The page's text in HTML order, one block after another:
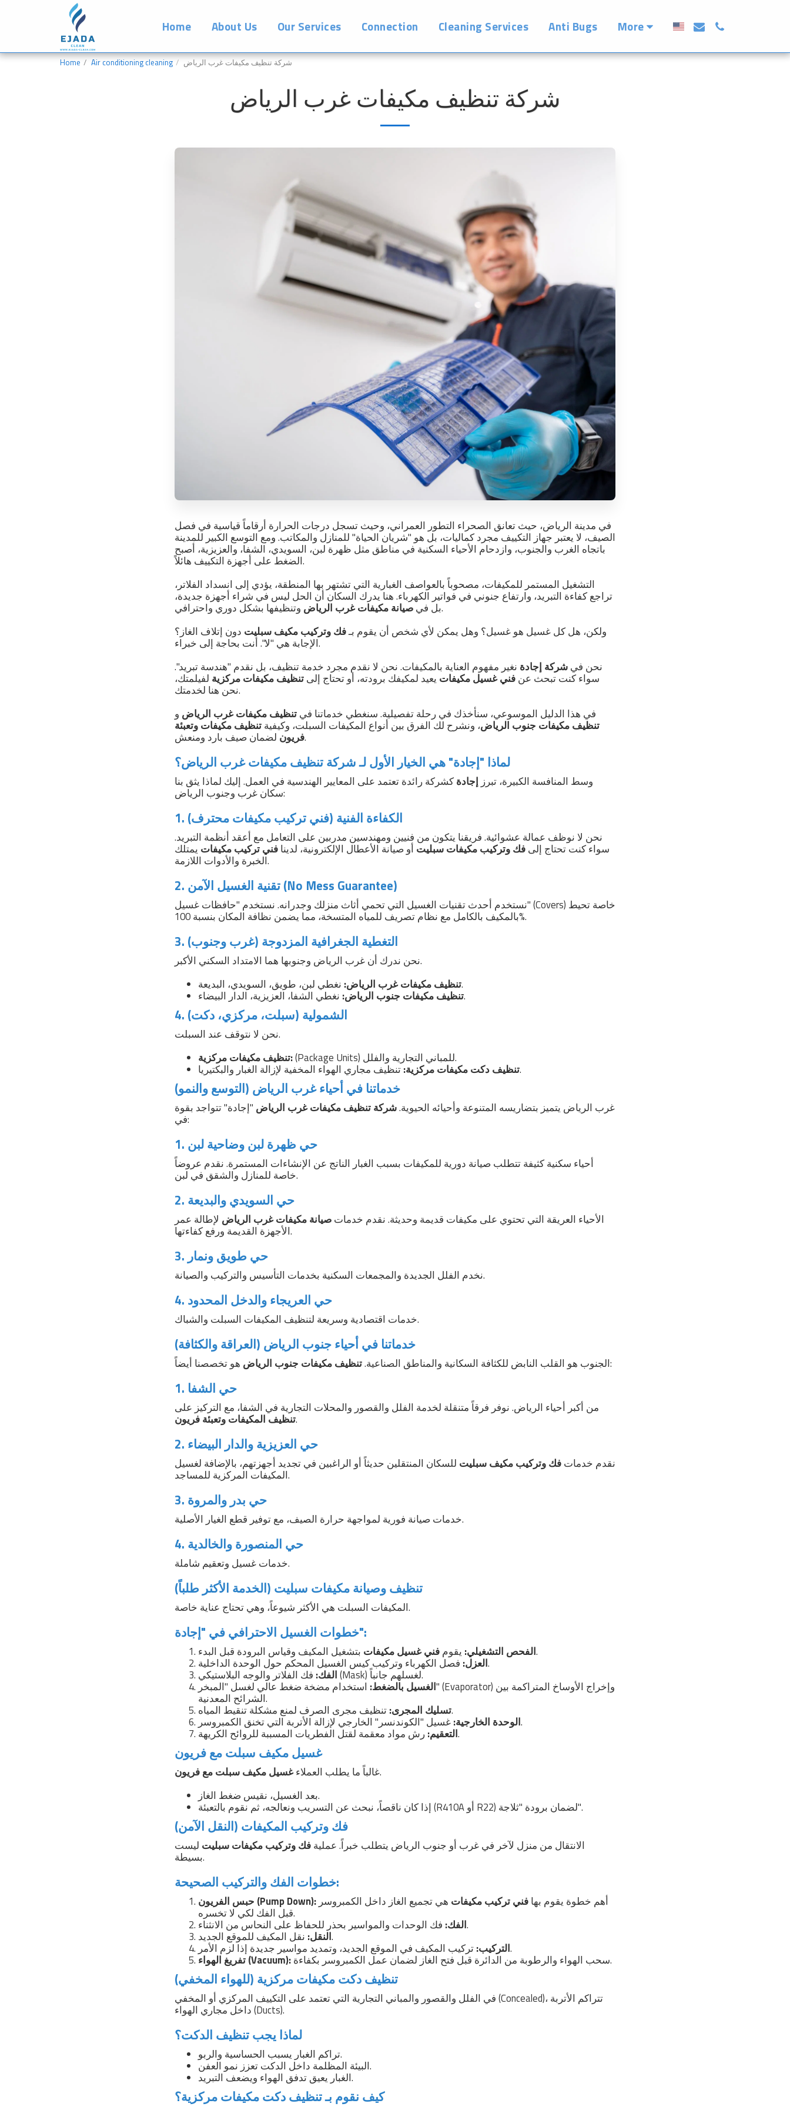
Home About Us Our Services Connection Cleaning Services Anti Bugs More
Home Air conditioning cleaning شركة تنظيف مكيفات غرب الرياض
شركة تنظيف مكيفات غرب الرياض
في مدينة الرياض، حيث تعانق الصحراء التطور العمراني، وحيث تسجل درجات الحرارة أرقاماً قياسية في فصل
الصيف، لا يعتبر جهاز التكييف مجرد كماليات، بل هو "شريان الحياة" للمنازل والمكاتب. ومع التوسع الكبير للمدينة
باتجاه الغرب والجنوب، وازدحام الأحياء السكنية في مناطق مثل ظهرة لبن، السويدي، الشفا، والعزيزية، أصبح
الضغط على أجهزة التكييف هائلاً.
التشغيل المستمر للمكيفات، مصحوباً بالعواصف الغبارية التي تشتهر بها المنطقة، يؤدي إلى انسداد الفلاتر،
تراجع كفاءة التبريد، وارتفاع جنوني في فواتير الكهرباء. هنا يدرك السكان أن الحل ليس في شراء أجهزة جديدة،
بل في صيانة مكيفات غرب الرياض
وتنظيفها بشكل دوري واحترافي.
ولكن، هل كل غسيل هو غسيل؟ وهل يمكن لأي شخص أن يقوم بـفك وتركيب مكيف سبليت دون إتلاف الغاز؟
الإجابة هي "لا". أنت بحاجة إلى خبراء.
نحن في شركة إجادة نغير مفهوم العناية بالمكيفات. نحن لا نقدم مجرد خدمة تنظيف، بل نقدم "هندسة تبريد".
سواء كنت تبحث عن فني غسيل مكيفات يعيد لمكيفك برودته، أو تحتاج إلى تنظيف مكيفات مركزية لفيلمتك،
نحن هنا لخدمتك.
في هذا الدليل الموسوعي، سنأخذك في رحلة تفصيلية. سنغطي خدماتنا في تنظيف مكيفات غرب الرياض و
تنظيف مكيفات جنوب الرياض، ونشرح لك الفرق بين أنواع المكيفات السبلت، وكيفية تنظيف مكيفات وتعبئة
فريونلضمان صيف بارد ومنعش.
لماذا "إجادة" هي الخيار الأول لـ شركة تنظيف مكيفات غرب الرياض؟
وسط المنافسة الكبيرة، تبرز إجادة كشركة رائدة تعتمد على المعايير الهندسية في العمل. إليك لماذا يثق بنا
سكان غرب وجنوب الرياض:
1. الكفاءة الفنية (فني تركيب مكيفات محترف)
نحن لا نوظف عمالة عشوائية. فريقنا يتكون من فنيين ومهندسين مدربين على التعامل مع أعقد أنظمة التبريد.
سواء كنت تحتاج إلى فك وتركيب مكيفات سبليت أو صيانة الأعطال الإلكترونية، لدينا فني تركيب مكيفات يمتلك
الخبرة والأدوات اللازمة.
2. تقنية الغسيل الآمن (No Mess Guarantee)
نستخدم أحدث تقنيات الغسيل التي تحمي أثاث منزلك وجدرانه. نستخدم "حافظات غسيل" (Covers) خاصة تحيط
بالمكيف بالكامل مع نظام تصريف للمياه المتسخة، مما يضمن نظافة المكان بنسبة 100%.
3. التغطية الجغرافية المزدوجة (غرب وجنوب)
نحن ندرك أن غرب الرياض وجنوبها هما الامتداد السكني الأكبر.
تنظيف مكيفات غرب الرياض:نغطي لبن، طويق، السويدي، البديعة.
تنظيف مكيفات جنوب الرياض:نغطي الشفا، العزيزية، الدار البيضاء.
4. الشمولية (سبلت، مركزي، دكت)
نحن لا نتوقف عند السبلت.
تنظيف مكيفات مركزية:
(Package Units) للمباني التجارية والفلل.
تنظيف دكت مكيفات مركزية:تنظيف مجاري الهواء المخفية لإزالة الغبار والبكتيريا.
خدماتنا في أحياء غرب الرياض (التوسع والنمو)
غرب الرياض يتميز بتضاريسه المتنوعة وأحيائه الحيوية.شركة تنظيف مكيفات غرب الرياض "إجادة" تتواجد بقوة
في:
1. حي ظهرة لبن وضاحية لبن
أحياء سكنية كثيفة تتطلب صيانة دورية للمكيفات بسبب الغبار الناتج عن الإنشاءات المستمرة. نقدم عروضاً
خاصة للمنازل والشقق في لبن.
2. حي السويدي والبديعة
الأحياء العريقة التي تحتوي على مكيفات قديمة وحديثة. نقدم خدمات صيانة مكيفات غرب الرياض لإطالة عمر
الأجهزة القديمة ورفع كفاءتها.
3. حي طويق ونمار
نخدم الفلل الجديدة والمجمعات السكنية بخدمات التأسيس والتركيب والصيانة.
4. حي العريجاء والدخل المحدود
خدمات اقتصادية وسريعة لتنظيف المكيفات السبلت والشباك.
خدماتنا في أحياء جنوب الرياض (العراقة والكثافة)
الجنوب هو القلب النابض للكثافة السكانية والمناطق الصناعية.تنظيف مكيفات جنوب الرياض هو تخصصنا أيضاً:
1. حي الشفا
من أكبر أحياء الرياض. نوفر فرقاً متنقلة لخدمة الفلل والقصور والمحلات التجارية في الشفا، مع التركيز على
تنظيف المكيفات وتعبئة فريون.
2. حي العزيزية والدار البيضاء
نقدم خدمات فك وتركيب مكيف سبليت للسكان المنتقلين حديثاً أو الراغبين في تجديد أجهزتهم، بالإضافة لغسيل
المكيفات المركزية للمساجد.
3. حي بدر والمروة
خدمات صيانة فورية لمواجهة حرارة الصيف، مع توفير قطع الغيار الأصلية.
4. حي المنصورة والخالدية
خدمات غسيل وتعقيم شاملة.
تنظيف وصيانة مكيفات سبليت (الخدمة الأكثر طلباً)
المكيفات السبلت هي الأكثر شيوعاً، وهي تحتاج عناية خاصة.
خطوات الغسيل الاحترافي في "إجادة":
الفحص التشغيلي: يقوم فني غسيل مكيفات
بتشغيل المكيف وقياس البرودة قبل البدء.
العزل:فصل الكهرباء وتركيب كيس الغسيل المحكم حول الوحدة الداخلية.
الفك:
فك الفلاتر والوجه البلاستيكي (Mask) لغسلهم جانباً.
الغسيل بالضغط: استخدام مضخة ضغط عالي لغسل "المبخر" (Evaporator) وإخراج الأوساخ المتراكمة بين
الشرائح المعدنية.
تسليك المجرى:تنظيف مجرى الصرف لمنع مشكلة تنقيط المياه.
الوحدة الخارجية:غسيل "الكوندنسر" الخارجي لإزالة الأتربة التي تخنق الكمبروسر.
التعقيم:رش مواد معقمة لقتل الفطريات المسببة للروائح الكريهة.
غسيل مكيف سبلت مع فريون
غالباً ما يطلب العملاءغسيل مكيف سبلت مع فريون
.
بعد الغسيل، نقيس ضغط الغاز.
إذا كان ناقصاً، نبحث عن التسريب ونعالجه، ثم نقوم بالتعبئة (R410A أو R22) لضمان برودة "ثلاجة".
فك وتركيب المكيفات (النقل الآمن)
الانتقال من منزل لآخر في غرب أو جنوب الرياض يتطلب خبراً. عملية فك وتركيب مكيفات سبليت ليست
بسيطة.
خطوات الفك والتركيب الصحيحة:
حبس الفريون (Pump Down): أهم خطوة يقوم بها فني تركيب مكيفات هي تجميع الغاز داخل الكمبروسر
قبل الفك لكي لا تخسره.
الفك:فك الوحدات والمواسير بحذر للحفاظ على النحاس من الانثناء.
النقل:نقل المكيف للموقع الجديد.
التركيب:تركيب المكيف في الموقع الجديد، وتمديد مواسير جديدة إذا لزم الأمر.
تفريغ الهواء (Vacuum):
سحب الهواء والرطوبة من الدائرة قبل فتح الغاز لضمان عمل الكمبروسر بكفاءة.
تنظيف دكت مكيفات مركزية (للهواء المخفي)
في الفلل والقصور والمباني التجارية التي تعتمد على التكييف المركزي أو المخفي (Concealed)، تتراكم الأتربة
داخل مجاري الهواء (Ducts).
لماذا يجب تنظيف الدكت؟
تراكم الغبار يسبب الحساسية والربو.
البيئة المظلمة داخل الدكت تعزز نمو العفن.
الغبار يعيق تدفق الهواء ويضعف التبريد.
كيف نقوم بـ تنظيف دكت مكيفات مركزية؟